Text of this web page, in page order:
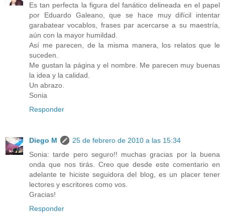
Es tan perfecta la figura del fanático delineada en el papel
por Eduardo Galeano, que se hace muy difícil intentar
garabatear vocablos, frases par acercarse a su maestría,
aún con la mayor humildad.
Así me parecen, de la misma manera, los relatos que le
suceden.
Me gustan la página y el nombre. Me parecen muy buenas
la idea y la calidad.
Un abrazo.
Sonia
Responder
Diego M
25 de febrero de 2010 a las 15:34
Sonia: tarde pero seguro!! muchas gracias por la buena
onda que nos tirás. Creo que desde este comentario en
adelante te hiciste seguidora del blog, es un placer tener
lectores y escritores como vos.
Gracias!
Responder